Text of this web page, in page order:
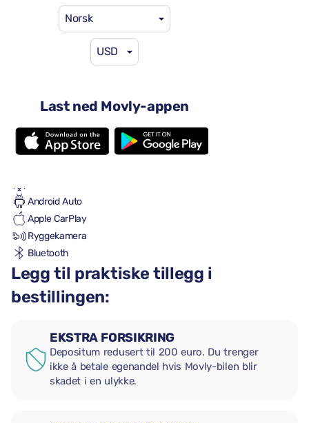
Norsk
USD
Last ned Movly-appen
per dag
Automatisk transmisjon
5 seter
Én stor koffert
2 små kofferter
Android Auto
Apple CarPlay
Ryggekamera
Bluetooth
Legg til praktiske tillegg i
bestillingen:
EKSTRA FORSIKRING
Depositum redusert til 200 euro. Du trenger
ikke å betale egenandel hvis Movly-bilen blir
skadet i en ulykke.